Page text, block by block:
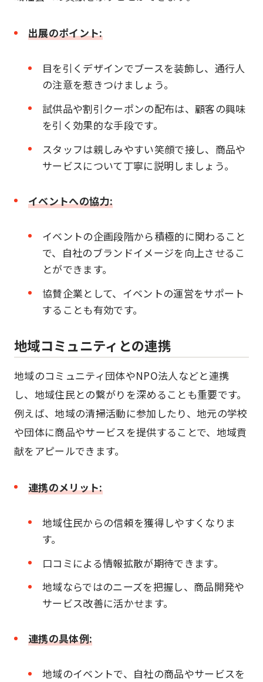
出展のポイント:
目を引くデザインでブースを装飾し、通行人
の注意を惹きつけましょう。
試供品や割引クーポンの配布は、顧客の興味
を引く効果的な手段です。
スタッフは親しみやすい笑顔で接し、商品や
サービスについて丁寧に説明しましょう。
イベントへの協力:
イベントの企画段階から積極的に関わること
で、自社のブランドイメージを向上させるこ
とができます。
協賛企業として、イベントの運営をサポート
することも有効です。
地域コミュニティとの連携
地域のコミュニティ団体やNPO法人などと連携
し、地域住民との繋がりを深めることも重要です。
例えば、地域の清掃活動に参加したり、地元の学校
や団体に商品やサービスを提供することで、地域貢
献をアピールできます。
連携のメリット:
地域住民からの信頼を獲得しやすくなりま
す。
口コミによる情報拡散が期待できます。
地域ならではのニーズを把握し、商品開発や
サービス改善に活かせます。
連携の具体例:
地域のイベントで、自社の商品やサービスを